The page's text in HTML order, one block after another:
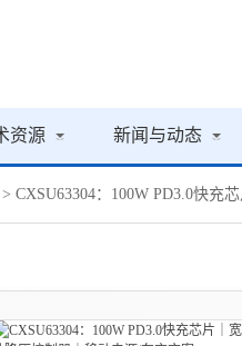
资源 新闻与动态
> CXSU63304：100W PD3.0快充